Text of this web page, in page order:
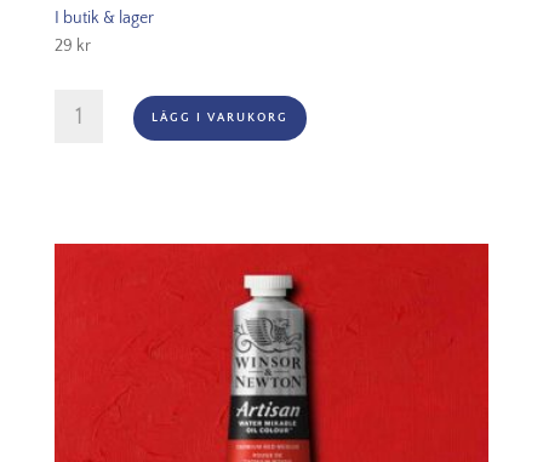
I butik & lager
29 kr
Gallery
753
LÄGG I VARUKORG